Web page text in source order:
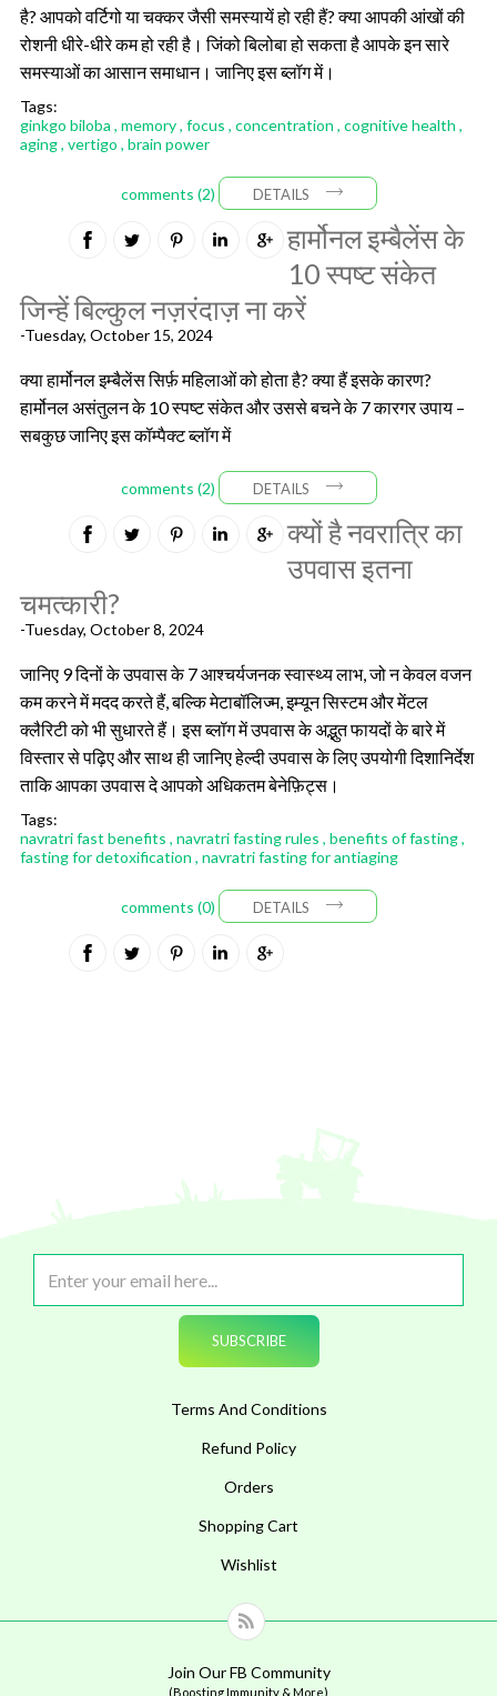
है? आपको वर्टिगो या चक्कर जैसी समस्यायें हो रही हैं? क्या आपकी आंखों की
रोशनी धीरे-धीरे कम हो रही है। जिंको बिलोबा हो सकता है आपके इन सारे
समस्याओं का आसान समाधान। जानिए इस ब्लॉग में।
Tags:
ginkgo biloba , memory, focus , concentration , cognitive health ,
aging, vertigo , brain power
comments (2) DETAILS
हार्मोनल इम्बैलेंस के
10 स्पष्ट संकेत
जिन्हें बिल्कुल नज़रंदाज़ ना करें
-Tuesday, October 15, 2024
क्या हार्मोनल इम्बैलेंस सिर्फ़ महिलाओं को होता है? क्या हैं इसके कारण?
हार्मोनल असंतुलन के 10 स्पष्ट संकेत और उससे बचने के 7 कारगर उपाय –
सबकुछ जानिए इस कॉम्पैक्ट ब्लॉग में
comments (2) DETAILS
क्यों है नवरात्रि का
उपवास इतना
चमत्कारी?
-Tuesday, October 8, 2024
जानिए 9 दिनों के उपवास के 7 आश्चर्यजनक स्वास्थ्य लाभ, जो न केवल वजन
कम करने में मदद करते हैं, बल्कि मेटाबॉलिज्म, इम्यून सिस्टम और मेंटल
क्लैरिटी को भी सुधारते हैं। इस ब्लॉग में उपवास के अद्भुत फायदों के बारे में
विस्तार से पढ़िए और साथ ही जानिए हेल्दीउपवास के लिए उपयोगी दिशानिर्देश
ताकि आपका उपवास दे आपको अधिकतम बेनेफ़िट्स।
Tags:
navratri fast benefits , navratri fasting rules , benefits of fasting,
fasting for detoxification , navratri fasting for antiaging
comments (0) DETAILS
Terms And Conditions
Refund Policy
Orders
Shopping Cart
Wishlist
Join Our FB Community
(Boosting Immunity & More)